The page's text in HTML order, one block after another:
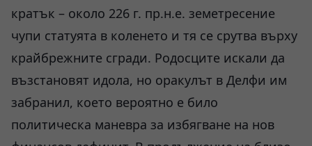
кратък – около 226 г. пр.н.е. земетресение
чупи статуята в коленето и тя се срутва върху
крайбрежните сгради. Родосците искали да
възстановят идола, но оракулът в Делфи им
забранил, което вероятно е било
политическа маневра за избягване на нов